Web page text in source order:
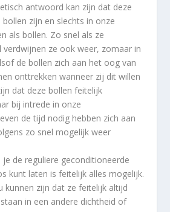
antwoord kan zijn dat deze
bollen zijn en slechts in onze
als bollen. Zo snel als ze
verdwijnen ze ook weer, zomaar in
de bollen zich aan het oog van
onttrekken wanneer zij dit willen
dat deze bollen feitelijk
bij intrede in onze
de tijd nodig hebben zich aan
zo snel mogelijk weer
je de reguliere geconditioneerde
kunt laten is feitelijk alles mogelijk.
kunnen zijn dat ze feitelijk altijd
in een andere dichtheid of